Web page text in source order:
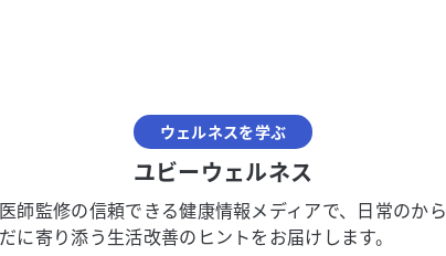
ウェルネスを学ぶ
ユビーウェルネス
医師監修の信頼できる健康情報メディアで、日常のから
だに寄り添う生活改善のヒントをお届けします。